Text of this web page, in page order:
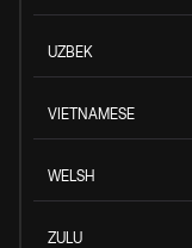
UZBEK
VIETNAMESE
WELSH
ZULU